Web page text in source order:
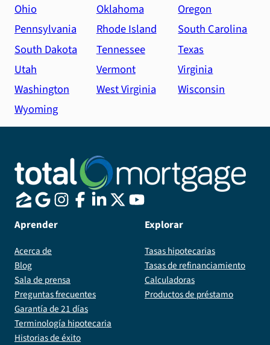
Ohio
Oklahoma
Oregon
Pennsylvania
Rhode Island
South Carolina
South Dakota
Tennessee
Texas
Utah
Vermont
Virginia
Washington
West Virginia
Wisconsin
Wyoming
Aprender
Acerca de
Blog
Sala de prensa
Preguntas frecuentes
Garantía de 21 días
Terminología hipotecaria
Historias de éxito
Explorar
Tasas hipotecarias
Tasas de refinanciamiento
Calculadoras
Productos de préstamo